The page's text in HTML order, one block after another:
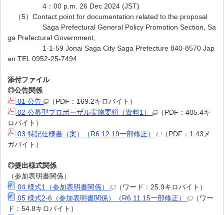
4：00 p.m. 26 Dec 2024 (JST)
（5）Contact point for documentation related to the proposal
Saga Prefectural General Policy Promotion Section, Sa
ga Prefectural Government,
1-1-59 Jonai Saga City Saga Prefecture 840-8570 Jap
an TEL 0952-25-7494
添付ファイル
◎公告関係
01 公告
（PDF：169.2キロバイト）
02 公募型プロポーザル実施要領（資料1）
（PDF：405.4キ
ロバイト）
03 特記仕様書（案）（R6.12.19一部修正）
（PDF：1.43メ
ガバイト）
◎提出様式関係
（参加表明書関係）
04 様式1（参加表明書関係）
（ワード：25.9キロバイト）
05 様式2-6（参加表明書関係）（R6.11.15一部修正）
（ワー
ド：54.8キロバイト）